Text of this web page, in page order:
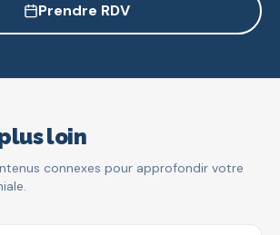
Prendre RDV
loin
connexes pour approfondir votre